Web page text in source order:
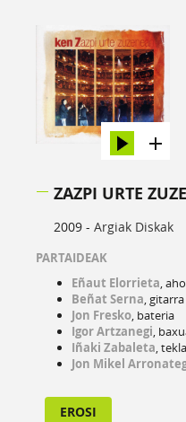
ZAZPI URTE
2009 - Argiak Diskak
PARTAIDEAK
Eñaut Elorrieta,
Beñat Serna,
Jon Fresko, bateria
Igor Artzanegi,
Iñaki Zabaleta,
Jon Mikel
EROSI